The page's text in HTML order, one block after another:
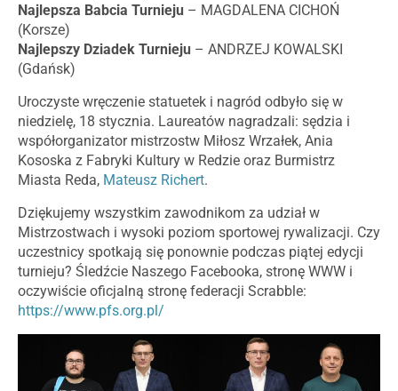
Najlepsza Babcia Turnieju – MAGDALENA CICHOŃ
(Korsze)
Najlepszy Dziadek Turnieju – ANDRZEJ KOWALSKI
(Gdańsk)
Uroczyste wręczenie statuetek i nagród odbyło się w
niedzielę, 18 stycznia. Laureatów nagradzali: sędzia i
współorganizator mistrzostw Miłosz Wrzałek, Ania
Kososka z Fabryki Kultury w Redzie oraz Burmistrz
Miasta Reda, Mateusz Richert.
Dziękujemy wszystkim zawodnikom za udział w
Mistrzostwach i wysoki poziom sportowej rywalizacji. Czy
uczestnicy spotkają się ponownie podczas piątej edycji
turnieju? Śledźcie Naszego Facebooka, stronę WWW i
oczywiście oficjalną stronę federacji Scrabble:
https://www.pfs.org.pl/